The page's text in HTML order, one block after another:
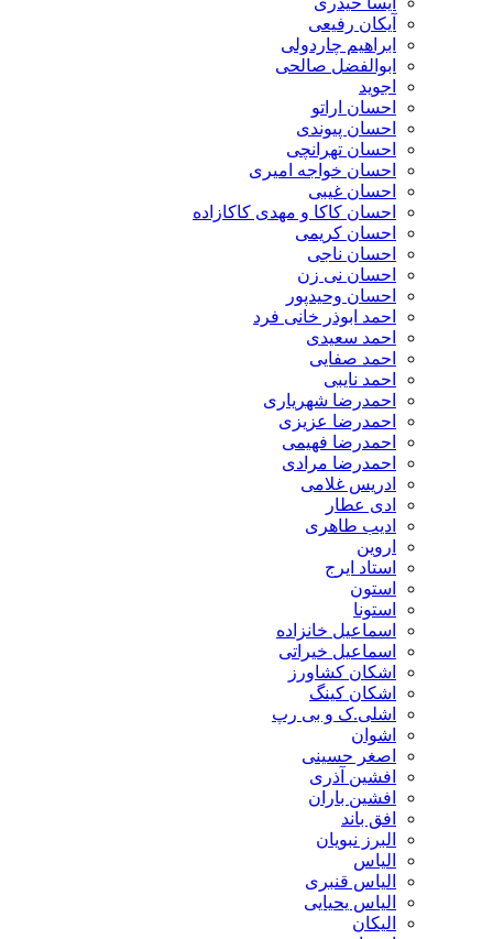
آیکان رفیعی
ابراهیم چاردولی
ابوالفضل صالحی
احسان اراتو
احسان پیوندی
احسان تهرانچی
احسان خواجه امیری
احسان غیبی
احسان کاکا و مهدی کاکازاده
احسان کریمی
احسان ناجی
احسان نی زن
احسان وحیدپور
احمد ابوذر خانی فرد
احمد سعیدی
احمد صفایی
احمد نایبی
احمدرضا شهریاری
احمدرضا عزیزی
احمدرضا فهیمی
احمدرضا مرادی
ادریس غلامی
ادی عطار
ادیب طاهری
استاد ایرج
اسماعیل خانزاده
اسماعیل خیراتی
اشکان کشاورز
اشکان کینگ
اشلی.ک و بی رپ
اصغر حسینی
افشین آذری
افشین باران
افق باند
البرز نبویان
الیاس قنبرى
الیاس یحیایی